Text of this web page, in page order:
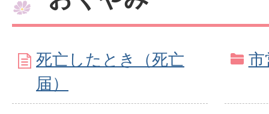
死亡したとき（死亡
届）
市